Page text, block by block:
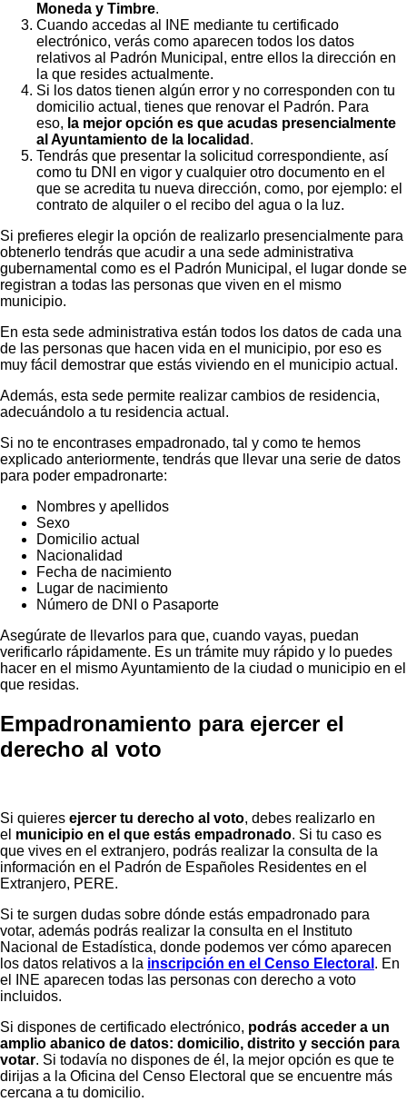
Moneda y Timbre.
Cuando accedas al INE mediante tu certificado
electrónico, verás como aparecen todos los datos
relativos al Padrón Municipal, entre ellos la dirección en
la que resides actualmente.
Si los datos tienen algún error y no corresponden con tu
domicilio actual, tienes que renovar el Padrón. Para
eso, la mejor opción es que acudas presencialmente
al Ayuntamiento de la localidad .
Tendrás que presentar la solicitud correspondiente, así
como tu DNI en vigor y cualquier otro documento en el
que se acredita tu nueva dirección, como, por ejemplo: el
contrato de alquiler o el recibo del agua o la luz.
Si prefieres elegir la opción de realizarlo presencialmente para
obtenerlo tendrás que acudir a una sede administrativa
gubernamental como es el Padrón Municipal, el lugar donde se
registran a todas las personas que viven en el mismo
municipio.
En esta sede administrativa están todos los datos de cada una
de las personas que hacen vida en el municipio, por eso es
muy fácil demostrar que estás viviendo en el municipio actual.
Además, esta sede permite realizar cambios de residencia,
adecuándolo a tu residencia actual.
Si no te encontrases empadronado, tal y como te hemos
explicado anteriormente, tendrás que llevar una serie de datos
para poder empadronarte:
Nombres y apellidos
Sexo
Domicilio actual
Nacionalidad
Fecha de nacimiento
Lugar de nacimiento
Número de DNI o Pasaporte
Asegúrate de llevarlos para que, cuando vayas, puedan
verificarlo rápidamente. Es un trámite muy rápido y lo puedes
hacer en el mismo Ayuntamiento de la ciudad o municipio en el
que residas.
Empadronamiento para ejercer el
derecho al voto
Si quieres ejercer tu derecho al voto, debes realizarlo en
el municipio en el que estás empadronado. Si tu caso es
que vives en el extranjero, podrás realizar la consulta de la
información en el Padrón de Españoles Residentes en el
Extranjero, PERE.
Si te surgen dudas sobre dónde estás empadronado para
votar, además podrás realizar la consulta en el Instituto
Nacional de Estadística, donde podemos ver cómo aparecen
los datos relativos a la inscripción en el Censo Electoral . En
el INE aparecen todas las personas con derecho a voto
incluidos.
Si dispones de certificado electrónico, podrás acceder a un
amplio abanico de datos: domicilio, distrito y sección para
votar. Si todavía no dispones de él, la mejor opción es que te
dirijas a la Oficina del Censo Electoral que se encuentre más
cercana a tu domicilio.